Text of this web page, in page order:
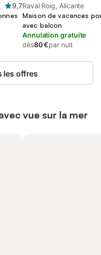
9,7Raval Roig, Alicante
Maison de vacances
avec balcon
Annulation gratuite
dès80 €par nuit
les offres
vue sur la mer